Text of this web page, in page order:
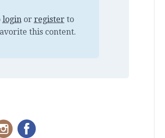
loginor registerto
this content.